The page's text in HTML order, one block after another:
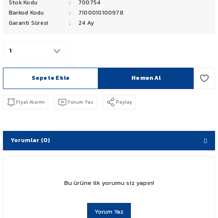
PCX 125-150
CBR 250
CRF 250 RALLY
NX 500
Stok Kodu
700754
Barkod Kodu
7100010100978
Garanti Süresi
24 Ay
Sepete Ekle Hemen Al
Fiyat Alarmı Yorum Yaz Paylaş
Yorumlar (0)
Bu ürüne ilk yorumu siz yapın!
Yorum Yaz